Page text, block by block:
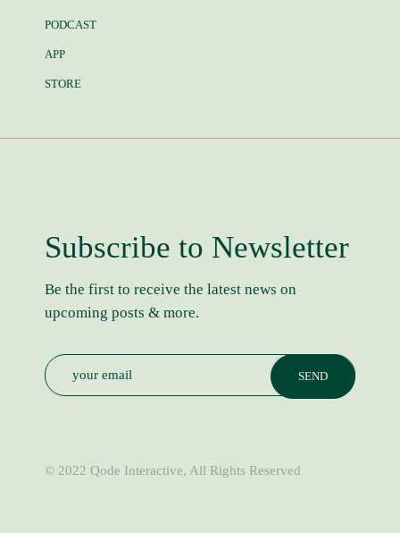
PODCAST
APP
STORE
Subscribe to Newsletter
Be the first to receive the latest news on
upcoming posts & more.
© 2022 Qode Interactive, All Rights Reserved